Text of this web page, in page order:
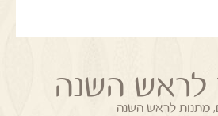
לראש השנה
,מתנות לראש השנה